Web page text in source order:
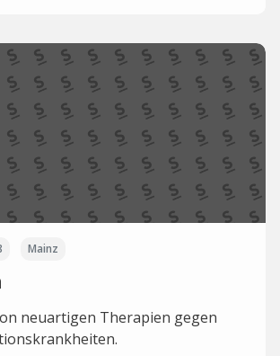
Mainz
neuartigen Therapien gegen